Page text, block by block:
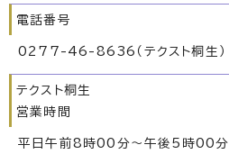
電話番号
0277-46-8636（テクスト桐生）
テクスト桐生
営業時間
平日午前8時00分～午後5時00分